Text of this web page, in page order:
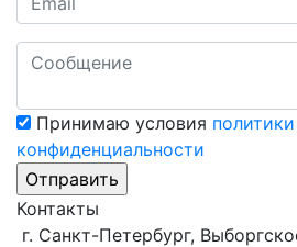
Принимаю условия политики
конфиденциальности
Контакты
г. Санкт-Петербург,